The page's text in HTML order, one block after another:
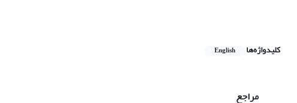
کلیدواژه‌ها English
مراجع